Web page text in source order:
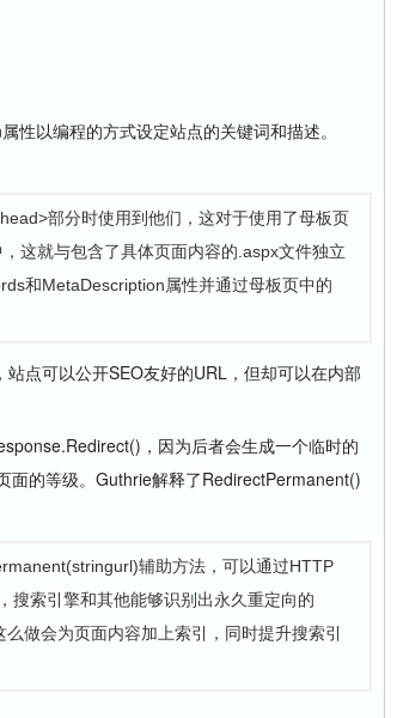
以编程的方式设定站点的关键词和描述。
部分时使用到他们，这对于使用了母板页
这就与包含了具体页面内容的.aspx文件独立
和MetaDescription属性并通过母板页中的
点可以公开SEO友好的URL，但却可以在内部
，因为后者会生成一个临时的
面的等级。Guthrie解释了RedirectPermanent()
辅助方法，可以通过HTTP
搜索引擎和其他能够识别出永久重定向的
做会为页面内容加上索引，同时提升搜索引